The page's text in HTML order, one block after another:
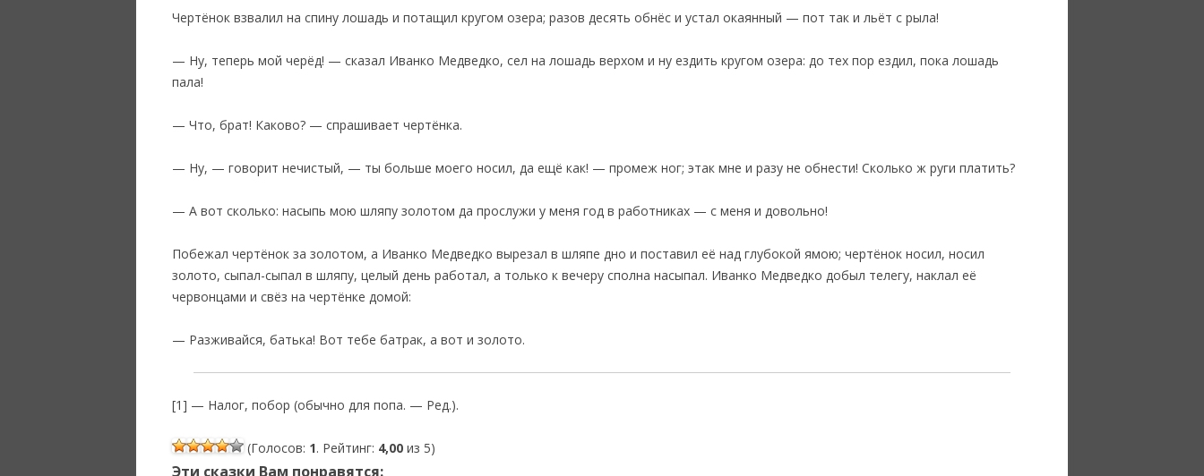
Чертёнок взвалил на спину лошадь и потащил кругом озера; разов десять обнёс и устал окаянный — пот так и льёт с рыла!
— Ну, теперь мой черёд! — сказал Иванко Медведко, сел на лошадь верхом и ну ездить кругом озера: до тех пор ездил, пока лошадь
пала!
— Что, брат! Каково? — спрашивает чертёнка.
— Ну, — говорит нечистый, — ты больше моего носил, да ещё как! — промеж ног; этак мне и разу не обнести! Сколько ж руги платить?
— А вот сколько: насыпь мою шляпу золотом да прослужи у меня год в работниках — с меня и довольно!
‎Побежал чертёнок за золотом, а Иванко Медведко вырезал в шляпе дно и поставил её над глубокой ямою; чертёнок носил, носил
золото, сыпал-сыпал в шляпу, целый день работал, а только к вечеру сполна насыпал. Иванко Медведко добыл телегу, наклал её
червонцами и свёз на чертёнке домой:
— Разживайся, батька! Вот тебе батрак, а вот и золото.
[1] — Налог, побор (обычно для попа. — Ред.).
(Голосов: 1. Рейтинг: 4,00 из 5)
Эти сказки Вам понравятся: